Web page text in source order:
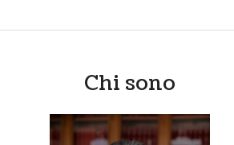
Chi sono